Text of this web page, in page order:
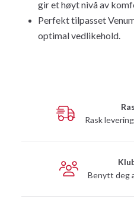
gir et høyt nivå av
Perfekt tilpasset
optimal vedlikehold.
Rask
Benytt deg